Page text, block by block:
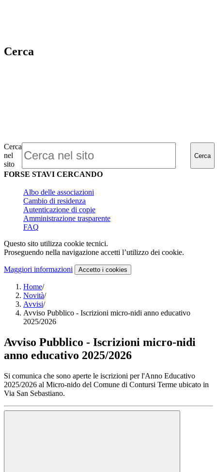
Cerca
Cerca
nel
sito
Cerca
FORSE STAVI CERCANDO
Albo delle associazioni
Cambio di residenza
Autenticazione di copie
Amministrazione trasparente
FAQ
Questo sito utilizza cookie tecnici.
Proseguendo nella navigazione accetti l’utilizzo dei cookie.
Maggiori informazioni Accetto i cookies
Home/
Novità/
Avvisi/
Avviso Pubblico - Iscrizioni micro-nidi anno educativo
2025/2026
Avviso Pubblico - Iscrizioni micro-nidi
anno educativo 2025/2026
Si comunica che sono aperte le iscrizioni per l'Anno Educativo
2025/2026 al Micro-nido del Comune di Contursi Terme ubicato in
Via San Sebastiano.